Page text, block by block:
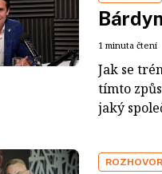
1 minuta čtení
Jak se
tímto
jaký
ROZHOVOR